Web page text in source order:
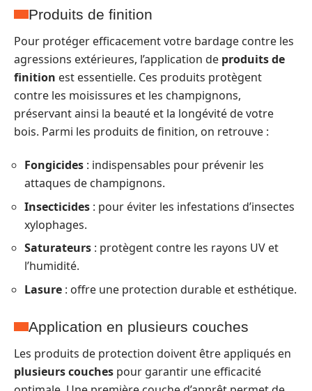
Produits de finition
Pour protéger efficacement votre bardage contre les
agressions extérieures, l’application de produits de
finition est essentielle. Ces produits protègent
contre les moisissures et les champignons,
préservant ainsi la beauté et la longévité de votre
bois. Parmi les produits de finition, on retrouve :
Fongicides : indispensables pour prévenir les
attaques de champignons.
Insecticides : pour éviter les infestations d’insectes
xylophages.
Saturateurs : protègent contre les rayons UV et
l’humidité.
Lasure : offre une protection durable et esthétique.
Application en plusieurs couches
Les produits de protection doivent être appliqués en
plusieurs couches pour garantir une efficacité